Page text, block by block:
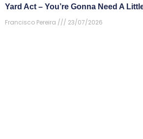
Yard Act – You’re Gonna Need A
Francisco Pereira
23/07/2026